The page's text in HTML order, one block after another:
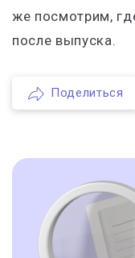
же посмотрим,
после выпуска.
Поделиться